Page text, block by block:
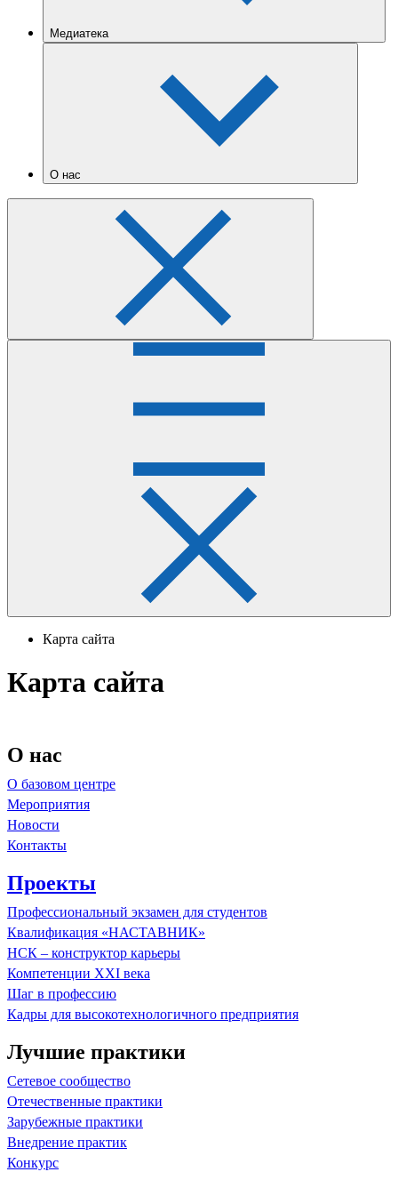
Медиатека
О нас
Карта сайта
Карта сайта
О нас
О базовом центре
Мероприятия
Новости
Контакты
Проекты
Профессиональный экзамен для студентов
Квалификация «НАСТАВНИК»
НСК – конструктор карьеры
Компетенции XXI века
Шаг в профессию
Кадры для высокотехнологичного предприятия
Лучшие практики
Сетевое сообщество
Отечественные практики
Зарубежные практики
Внедрение практик
Конкурс